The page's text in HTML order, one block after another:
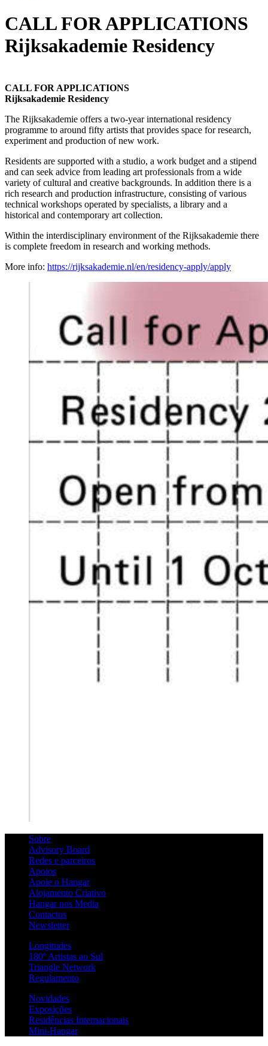
CALL FOR APPLICATIONS
Rijksakademie Residency
CALL FOR APPLICATIONS
Rijksakademie Residency
The Rijksakademie offers a two-year international residency
programme to around fifty artists that provides space for research,
experiment and production of new work.
Residents are supported with a studio, a work budget and a stipend
and can seek advice from leading art professionals from a wide
variety of cultural and creative backgrounds. In addition there is a
rich research and production infrastructure, consisting of various
technical workshops operated by specialists, a library and a
historical and contemporary art collection.
Within the interdisciplinary environment of the Rijksakademie there
is complete freedom in research and working methods.
More info: https://rijksakademie.nl/en/residency-apply/apply
Sobre
Advisory Board
Redes e parceiros
Apoios
Apoie o Hangar
Alojamento Criativo
Hangar nos Media
Contactos
Newsletter
Longitudes
180º Artistas ao Sul
Triangle Network
Regulamento
Novidades
Exposições
Residências Internacionais
Mini-Hangar